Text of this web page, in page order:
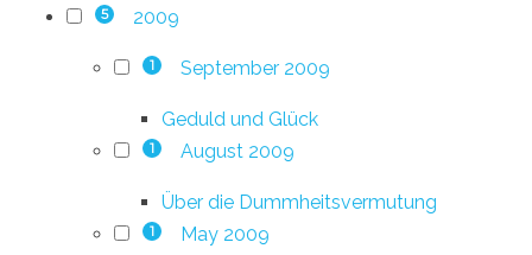
5 2009
1 September 2009
Geduld und Glück
1 August 2009
Über die Dummheitsvermutung
1 May 2009